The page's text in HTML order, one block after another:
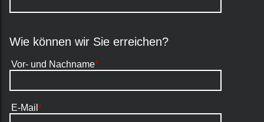
Wie können wir Sie erreichen?
Vor- und Nachname*
E-Mail*